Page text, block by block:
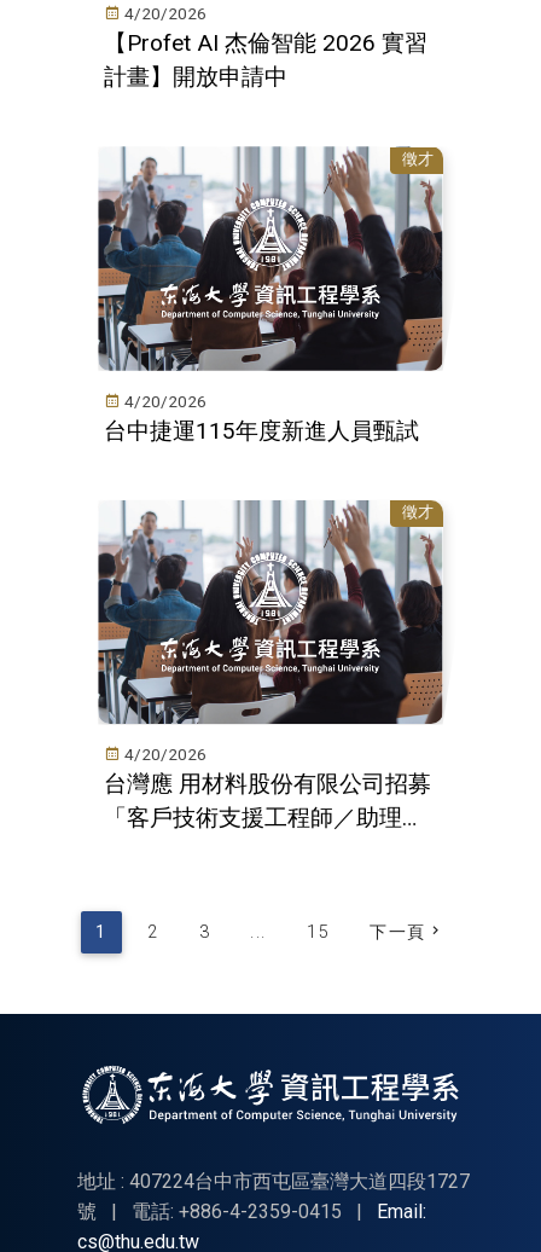
4/20/2026
【Profet AI 杰倫智能 2026 實習
計畫】開放申請中
徵才
4/20/2026
台中捷運115年度新進人員甄試
徵才
4/20/2026
台灣應 用材料股份有限公司招募
「客戶技術支援工程師／助理工
1 2 3 ... 15 下一頁
地址 : 407224台中市西屯區臺灣大道四段1727
號
| 電話: +886-4-2359-0415 |
Email:
cs@thu.edu.tw